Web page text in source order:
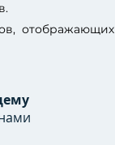
отображающих